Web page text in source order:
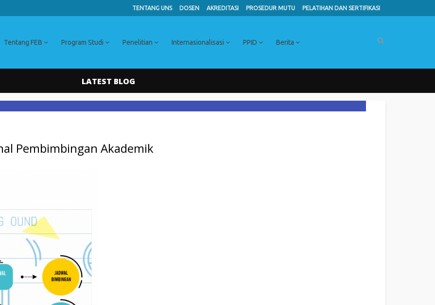
TENTANG UNS DOSEN AKREDITASI PROSEDUR MUTU PELATIHAN DAN SERTIFIKASI
Tentang FEB Program Studi Penelitian Internasionalisasi PPID Berita
LATEST BLOG
Pembimbingan Akademik